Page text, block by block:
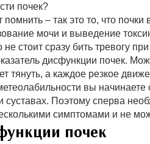
почек?
помнить – так это то, что
мочи и выведение
не стоит сразу бить тревогу
дисфункции почек.
тянуть, а каждое резкое
вы
суставах. Поэтому сперва
симптомами и не
почек